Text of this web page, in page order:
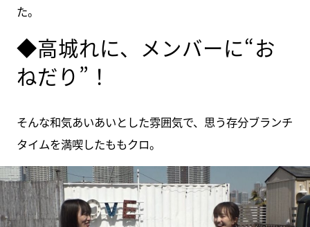
た。
◆高城れに、メンバーに“お
ねだり”！
そんな和気あいあいとした雰囲気で、思う存分ブランチ
タイムを満喫したももクロ。